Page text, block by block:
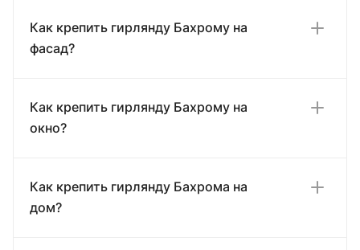
Как крепить гирлянду Бахрому на
фасад?
Как крепить гирлянду Бахрому на
окно?
Как крепить гирлянду Бахрома на
дом?